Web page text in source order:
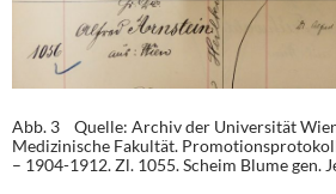
Abb. 3 Quelle: Archiv der Universität
Medizinische Fakultät.
– 1904-1912. Zl. 1055. Scheim Blume gen.